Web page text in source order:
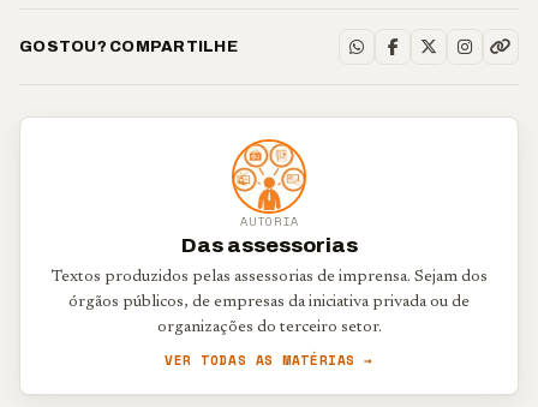
GOSTOU? COMPARTILHE
AUTORIA
Das assessorias
Textos produzidos pelas assessorias de imprensa. Sejam dos
órgãos públicos, de empresas da iniciativa privada ou de
organizações do terceiro setor.
VER TODAS AS MATÉRIAS →